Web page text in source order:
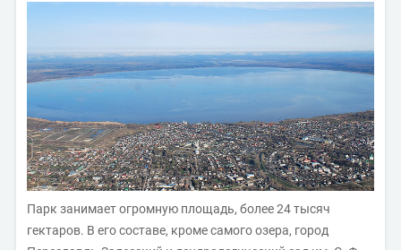
Парк занимает огромную площадь, более 24 тысяч
гектаров. В его составе, кроме самого озера, город